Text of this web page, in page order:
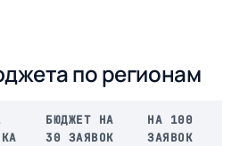
по регионам
БЮДЖЕТ НА
30 ЗАЯВОК
НА 100
ЗАЯВОК